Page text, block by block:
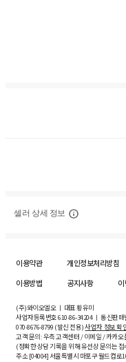
셀러 상세 정보
이용약관 개인정보처리방침
이용방법
공지사항
(주)와이오엘오 ㅣ 대표 황유미
사업자등록번호610-86-34204ㅣ 통신판매
070-8676-8799 (발신 전용)사업자 정보 확
고객 문의: 우측 고객센터 / 이메일 / 카카
(정확한 상담 기록을 위해 유선상 문의는
주소 [04004] 서울특별시 마포구 월드컵로